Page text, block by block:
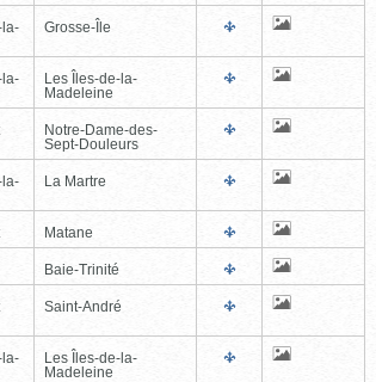
la-
Grosse-Île
la-
Les Îles-de-la-
Madeleine
Notre-Dame-des-
Sept-Douleurs
la-
La Martre
Matane
Baie-Trinité
Saint-André
la-
Les Îles-de-la-
Madeleine